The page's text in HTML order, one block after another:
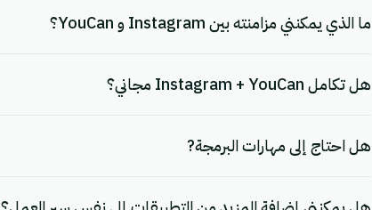
ما الذي يمكنني مزامنته بين Instagram و YouCan؟
هل تكامل Instagram + YouCan مجاني؟
هل احتاج إلى مهارات البرمجة?